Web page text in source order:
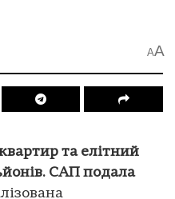
AA
та елітний
САП подала